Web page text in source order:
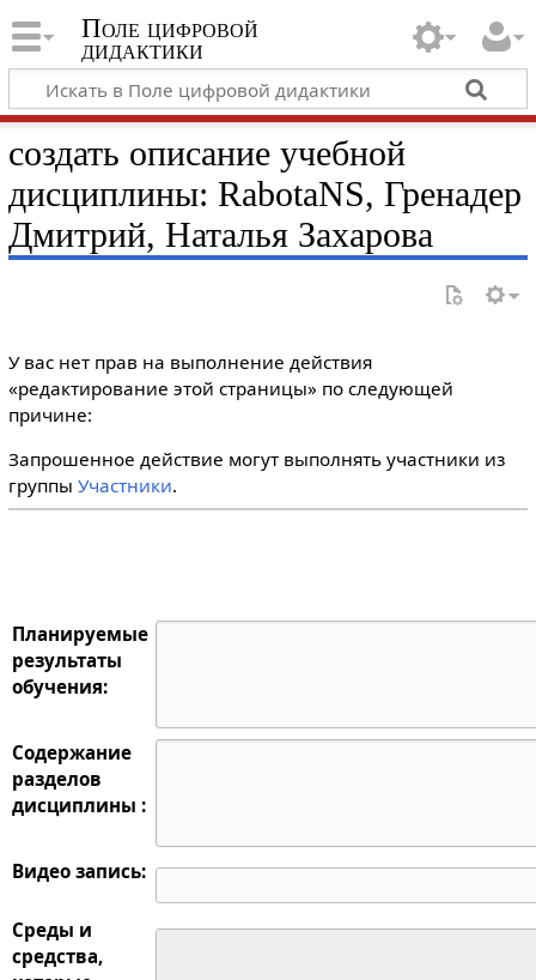
Поле цифровой
дидактики
создать описание учебной
дисциплины: RabotaNS, Гренадер
Дмитрий, Наталья Захарова
У вас нет прав на выполнение действия
«редактирование этой страницы» по следующей
причине:
Запрошенное действие могут выполнять участники из
группы Участники.
Планируемые
результаты
обучения:
Содержание
разделов
дисциплины :
Видео запись:
Среды и
средства,